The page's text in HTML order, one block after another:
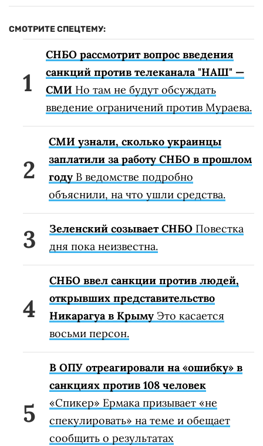
СМОТРИТЕ СПЕЦТЕМУ:
СНБО рассмотрит вопрос введения
санкций против телеканала "НАШ" —
СМИ Но там не будут обсуждать
введение ограничений против Мураева.
СМИ узнали, сколько украинцы
заплатили за работу СНБО в прошлом
году В ведомстве подробно
объяснили, на что ушли средства.
Зеленский созывает СНБО Повестка
дня пока неизвестна.
СНБО ввел санкции против людей,
открывших представительство
Никарагуа в Крыму Это касается
восьми персон.
В ОПУ отреагировали на «ошибку» в
санкциях против 108 человек
«Спикер» Ермака призывает «не
спекулировать» на теме и обещает
сообщить о результатах